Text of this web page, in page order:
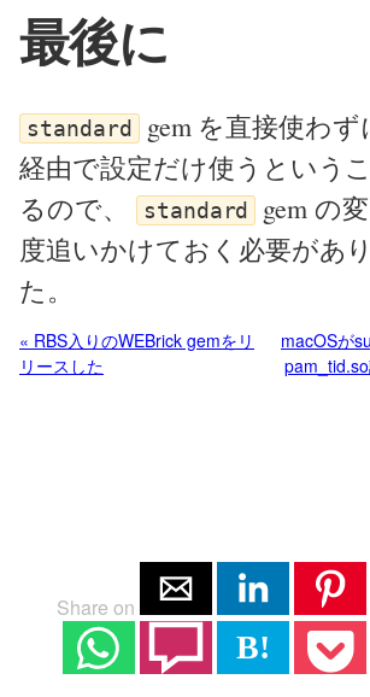
最後に
standard gem を直接使わ
経由で設定だけ使うという
るので、
standard
gem の
度追いかけておく必要があ
た。
« RBS入りのWEBrick gemをリ
リースした
macOSが
Share on
B!